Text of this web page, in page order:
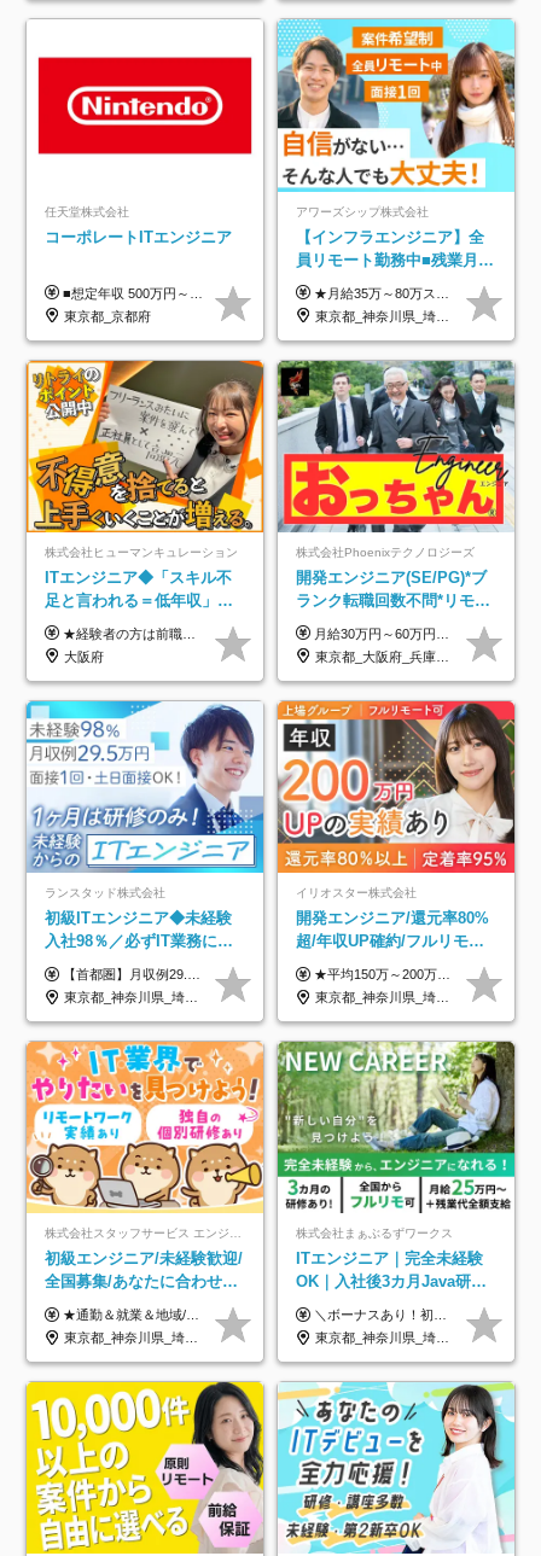
任天堂株式会社
コーポレートITエンジニア
■想定年収 500万円～900万円 月給制 月給278,000円～ ※残業が発生した場合、残業代を別途全額支給します ※試用期間2ヶ月あり(待遇や給与に差異はありません)
東京都_京都府
アワーズシップ株式会社
【インフラエンジニア】全
員リモート勤務中■残業月
3h■最大3ヶ月の連休あり■
年休126日■20～30代活躍
中！
★月給35万～80万スタートも可 【未経験の方】 ■月給26万～80万＋賞与年2回（年2ヶ月分） 【何かしらのインフラエンジニア経験をお持ちの方】 ■月給35万～80万＋賞与年2回（年2ヶ月分） ※スキル・経験などを考慮し決定します ※試用期間6ヶ月あり。期間中は契約社員となります。その他の待遇に差異はありません（試用期間終了後、昇給の可能性あり） ※上記金額には固定残業代（月30時間分／4万9600円～15万2600円）を含みます。超過分は別途支給いたします。 ＼頑張りはインセンティブで還元！／ クライアントに貢献度を評価され、当社のエンジニアが追加で案件に参画することになるなど、会社にとって利益になる行動はしっかり評価します。 会社の成長に貢献できていることを実感でき、「もっと頑張ろう」と思える体制づくりを整えています！
東京都_神奈川県_埼玉県_千葉県_大阪府
株式会社ヒューマンキュレーション
ITエンジニア◆「スキル不
足と言われる＝低年収」で
はない！｜ 不安を克服し、
年収アップした社員の実例
★経験者の方は前職の年収以上を保証します ★案件単価を開示した上で80％以上を還元します 月給25万円以上＋賞与年2回 ※経験や能力を考慮の上で優遇します ※試用期間が3ヶ月(その間の給与・待遇・雇用形態に変更はありません) ※月給には月20時間分のみなし残業手当(5万円)を含みます(超過分は別途支給) ★残業平均は月10時間以下ですので、毎月10時間分程度はお得です！
大阪府
株式会社Phoenixテクノロジーズ
開発エンジニア(SE/PG)*ブ
ランク転職回数不問*リモー
ト案件多数*残業ほぼ0*通院
のための半休制度あり
月給30万円～60万円+住宅手当+職能手当+役職手当+決算賞与+報奨金 ※経験・能力を考慮し、優遇します ※給与には20時間分のみなし時間外手当(3万7000円以上)を含みます(超過時間分は別途追加支給) ※試用期間3～6ヵ月あり(その間の給与、待遇に差異なし) ※場合によって契約社員での採用の可能性あり(面接時に応相談)
東京都_大阪府_兵庫県_京都府_福岡県
ランスタッド株式会社
初級ITエンジニア◆未経験
入社98％／必ずIT業務に配
属／月収例29.5万円／Web
面接1回／土日面接可/SE
【首都圏】月収例29.5万円（月給26万円＋諸手当） 【東海・関西】月収例28.5万円（月給25万円＋諸手当） 【九州】月収例26万円（月給23万円＋諸手当） ※経験・スキル・前職給与を踏まえ、総合的に判断して決定します。 例：首都圏 月収例31万円（月給27万円＋諸手当） ◆各種手当 ・通勤手当（上限4万円まで） ・残業代手当（1分単位で全額支給） ※固定残業代制は採用しておりません ・深夜勤務手当 ・資格取得支援（ランクに応じてお祝い金1万円～10万円を支給） ◆昇給：年1回 ◆補足 ・研修中1ヶ月間は、時給1670円となります。 ・試用期間6ヶ月あり。その間の待遇に変更はありません。 ※詳細は面接時にご案内します。
東京都_神奈川県_埼玉県_千葉県_大阪府_愛知県_兵庫県_京都府_福岡県
イリオスター株式会社
開発エンジニア/還元率80%
超/年収UP確約/フルリモ
OK/年休130日/平均残業7h/
約2万件の案件から選択
★平均150万～200万円年収UPを実現！ ★前職給与を100％保証！ ★案件内容の開示・明確な評価体制あり ⇒クライアント評価で即昇給を実現したケースも◎ ★年12回（毎月昇給チャンスあり） ■月給35万円～103万円 ※経験・能力・前職給与を考慮し、決定 ※上記給与には月30時間分(6万6500円以上)の固定残業代が含まれます。超過分は手当として別途支給します ※試用期間3ヶ月あり(期間中の給与・待遇面に差異はありません) ▼収入アップの実例をご紹介 ───────────── ★働き方改革をした30代男性（PG） 子どもが生まれたばかりなのに、忙しい現場で残業も月50～60時間が当たり前。 ⇒残業ほぼゼロ＆週3リモートの働き方に！しかも給与もアップ！ ★収入アップした30代男性（PM） 子供が3人いて家計も苦しく、残業代で稼ぐ日々… ⇒残業をたくさんしていた年収額より、100万円以上アップしました！
東京都_神奈川県_埼玉県_千葉県_大阪府_愛知県_北海道_青森県_岩手県_宮城県_秋田県_山形県_福島県_茨城県_栃木県_群馬県_新潟県_山梨県_長野県_富山県_石川県_福井県_静岡県_岐阜県_三重県_兵庫県_京都府_滋賀県_奈良県_和歌山県_広島県_岡山県_鳥取県_島根県_山口県_徳島県_香川県_愛媛県_高知県_福岡県_熊本県_佐賀県_長崎県_大分県_宮崎県_鹿児島県_沖縄県
株式会社スタッフサービス エンジニアリング事業本部
初級エンジニア/未経験歓迎/
全国募集/あなたに合わせた
オリジナル研修をご用
意/AI・IoT/残業平均8時間
★通勤＆就業＆地域/住宅＆役職手当あり ★残業代は全額支給 ★選べる給与制度あり！ ■東京・神奈川・千葉・埼玉勤務の場合 月給24.5万円～55万円＋諸手当 （残業代は全額支給） (20,000円の地域/住宅手当込み) ■愛知・京都・大阪・兵庫勤務の場合 月給24万円以上＋諸手当 （残業代は全額支給） (15,000円の地域/住宅手当込み) ■茨城・栃木・群馬・静岡・三重・滋賀・広島・福岡勤務の場合 月給23.5万円以上＋諸手当 （残業代は全額支給） (10,000円の地域/住宅手当込み) ■北海道・宮城・山梨・長野・岐阜・奈良・和歌山・岡山勤務の場合 月給23万円以上＋諸手当 （残業代は全額支給） (5,000円の地域/住宅手当込み) ■その他のエリア勤務の場合 月給22.5万円以上＋諸手当 （残業代は全額支給） ※経験や能力を考慮し、当社規定により優遇します 【昇給：年一回実施】 【選べる給与制度】 ★収入を重視する方に… 「変動型人事制度」の選択も可能（派遣先からの評価に応じて収入アップ！） ※年2回のタイミングで希望者と面談の上決定します。
東京都_神奈川県_埼玉県_千葉県_大阪府_愛知県_北海道_岩手県_宮城県_山形県_福島県_茨城県_栃木県_群馬県_山梨県_長野県_富山県_石川県_静岡県_岐阜県_三重県_兵庫県_京都府_滋賀県_奈良県_広島県_岡山県_山口県_愛媛県_福岡県_熊本県_長崎県
株式会社まぁぶるずワークス
ITエンジニア｜完全未経験
OK｜入社後3カ月Java研修
｜リモート率8割以上｜充実
のキャリア支援｜残業月10h
＼ボーナスあり！初年度から年収300万円以上／ ■月給25万円～35万円＋残業代全額支給＋各種手当＋賞与年1回 ◎経験・年齢・スキルなどを考慮し、できるだけ優遇します ◎試用期間中(3カ月)は契約社員で、月給21万円＋諸手当になります。 (試用期間中は残業が発生しません。その他の待遇に変更はありません) ----------------- ＼3つの評価軸！実力次第で早期収入アップ！／ 【1】スキル(IT理解、実装力、設計) 【2】実務力(現場評価、コミュ力、品質) 【3】姿勢(自走力、意欲、責任感) この3つの評価軸で、3カ月ごとに評価。社内グレードにより、給与が決まる明確な仕組みです。何ができれば給与が上がるのか分かりやすく、実力や努力次第で早期に収入を増やせます！ 【固定残業代について】 なし（残業代は、実際の労働時間に応じて別途全額支給）
東京都_神奈川県_埼玉県_千葉県_大阪府_愛知県_北海道_青森県_岩手県_宮城県_秋田県_山形県_福島県_茨城県_栃木県_群馬県_新潟県_山梨県_長野県_富山県_石川県_福井県_静岡県_岐阜県_三重県_兵庫県_京都府_滋賀県_奈良県_和歌山県_広島県_岡山県_鳥取県_島根県_山口県_徳島県_香川県_愛媛県_高知県_福岡県_熊本県_佐賀県_長崎県_大分県_宮崎県_鹿児島県_沖縄県